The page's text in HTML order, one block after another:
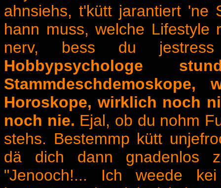
ahnsiehs, t'kütt jarantiert
hann muss, welche Lifestyle
nerv, bess du
Hobbypsychologe
Horoskope, wirklich noch
noch nie. Ejal, ob du nohm
stehs. Bestemmp kütt
dä dich dann gnadenlos
"Jenooch!... Ich weede